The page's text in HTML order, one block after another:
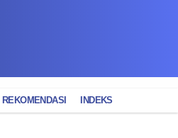
REKOMENDASI INDEKS